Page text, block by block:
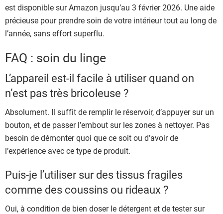
est disponible sur Amazon jusqu’au 3 février 2026. Une aide
précieuse pour prendre soin de votre intérieur tout au long de
l’année, sans effort superflu.
FAQ : soin du linge
L’appareil est-il facile à utiliser quand on
n’est pas très bricoleuse ?
Absolument. Il suffit de remplir le réservoir, d’appuyer sur un
bouton, et de passer l’embout sur les zones à nettoyer. Pas
besoin de démonter quoi que ce soit ou d’avoir de
l’expérience avec ce type de produit.
Puis-je l’utiliser sur des tissus fragiles
comme des coussins ou rideaux ?
Oui, à condition de bien doser le détergent et de tester sur